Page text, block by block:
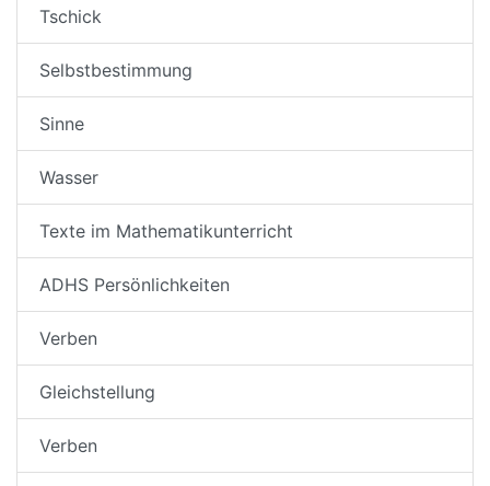
Tschick
Selbstbestimmung
Sinne
Wasser
Texte im Mathematikunterricht
ADHS Persönlichkeiten
Verben
Gleichstellung
Verben